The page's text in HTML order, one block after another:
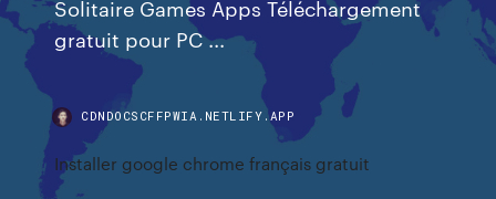
Solitaire Games Apps Téléchargement
gratuit pour PC ...
CDNDOCSCFFPWIA.NETLIFY.APP
Installer google chrome français gratuit